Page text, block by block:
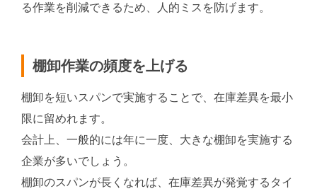
る作業を削減できるため、人的ミスを防げます。
棚卸作業の頻度を上げる
棚卸を短いスパンで実施することで、在庫差異を最小
限に留めれます。
会計上、一般的には年に一度、大きな棚卸を実施する
企業が多いでしょう。
棚卸のスパンが長くなれば、在庫差異が発覚するタイ